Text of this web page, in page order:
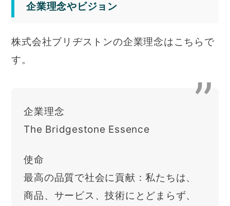
企業理念やビジョン
株式会社ブリヂストンの企業理念はこちらで
す。
企業理念
The Bridgestone Essence
使命
最高の品質で社会に貢献：私たちは、
商品、サービス、技術にとどまらず、